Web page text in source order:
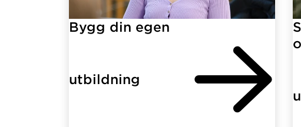
Bygg din egen
utbildning